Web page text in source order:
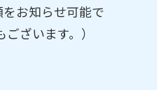
お知らせ可能で
ざいます。）